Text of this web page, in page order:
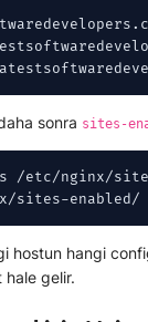
sonra sites-
/etc/nginx/
sites-enabled/
hostun hangi
gelir.